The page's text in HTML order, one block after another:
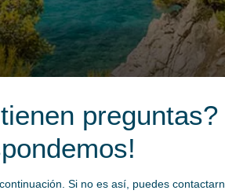
preguntas?
Si no es así, puedes